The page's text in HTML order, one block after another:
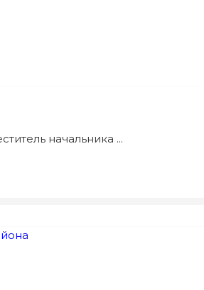
начальника ...